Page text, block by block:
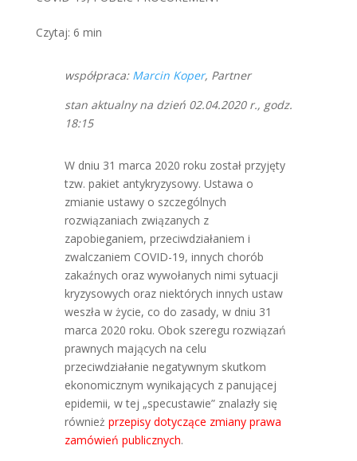
Czytaj: 6 min
współpraca: Marcin Koper, Partner
stan aktualny na dzień 02.04.2020 r., godz.
18:15
W dniu 31 marca 2020 roku został przyjęty
tzw. pakiet antykryzysowy. Ustawa o
zmianie ustawy o szczególnych
rozwiązaniach związanych z
zapobieganiem, przeciwdziałaniem i
zwalczaniem COVID-19, innych chorób
zakaźnych oraz wywołanych nimi sytuacji
kryzysowych oraz niektórych innych ustaw
weszła w życie, co do zasady, w dniu 31
marca 2020 roku. Obok szeregu rozwiązań
prawnych mających na celu
przeciwdziałanie negatywnym skutkom
ekonomicznym wynikających z panującej
epidemii, w tej „specustawie” znalazły się
również przepisy dotyczące zmiany prawa
zamówień publicznych.